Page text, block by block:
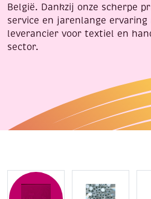
België. Dankzij onze scherpe
service en jarenlange ervaring
leverancier voor textiel en
sector.